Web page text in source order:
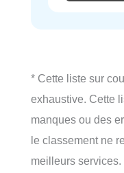
* Cette liste sur
exhaustive. Cette
manques ou des
le classement ne
meilleurs